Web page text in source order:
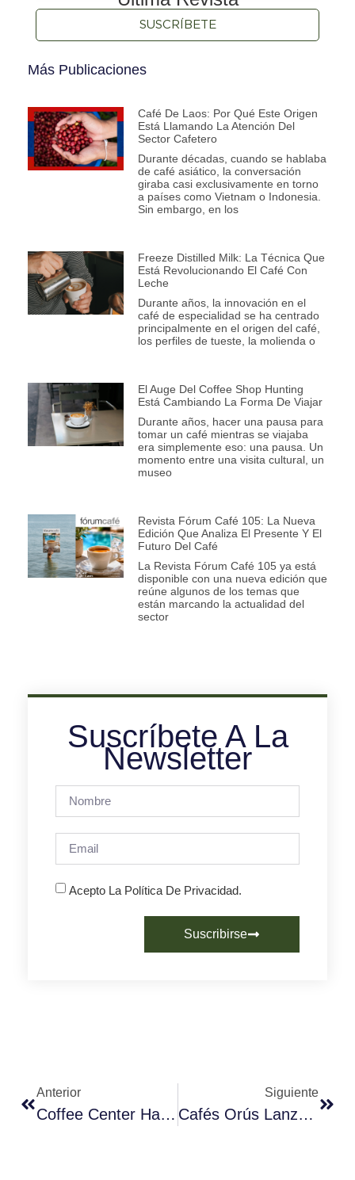
SUSCRÍBETE
Más Publicaciones
Café De Laos: Por Qué Este Origen
Está Llamando La Atención Del
Sector Cafetero
Durante décadas, cuando se hablaba
de café asiático, la conversación
giraba casi exclusivamente en torno
a países como Vietnam o Indonesia.
Sin embargo, en los
Freeze Distilled Milk: La Técnica Que
Está Revolucionando El Café Con
Leche
Durante años, la innovación en el
café de especialidad se ha centrado
principalmente en el origen del café,
los perfiles de tueste, la molienda o
El Auge Del Coffee Shop Hunting
Está Cambiando La Forma De Viajar
Durante años, hacer una pausa para
tomar un café mientras se viajaba
era simplemente eso: una pausa. Un
momento entre una visita cultural, un
museo
Revista Fórum Café 105: La Nueva
Edición Que Analiza El Presente Y El
Futuro Del Café
La Revista Fórum Café 105 ya está
disponible con una nueva edición que
reúne algunos de los temas que
están marcando la actualidad del
sector
Suscríbete A La
Newsletter
Acepto La Política De Privacidad.
Suscribirse
Anterior
Coffee Center Hace De La Innovación La Base De Su Negocio
Siguiente
Cafés Orús Lanza Cápsulas 100% Compostables Para Hacer El Café Más Sostenible